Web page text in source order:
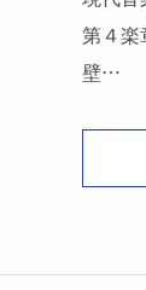
第４楽
壁